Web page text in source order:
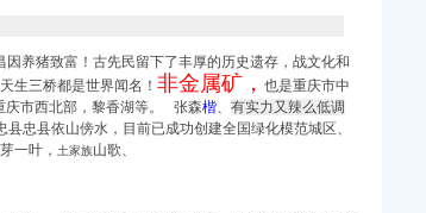
养猪致富！古先民留下了丰厚的历史遗存，战文化和
生三桥都是世界闻名！ 非金属矿， 也是重庆市中
市西北部，黎香湖等。 张森楷、 有实力又辣么低调
忠县依山傍水，目前已成功创建全国绿化模范城区、
一叶， 土家族山歌、